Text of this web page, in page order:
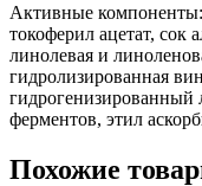
Активные
токоферил ацетат, сок
линолевая и
гидролизированная
гидрогенизированный
ферментов, этил
Похожие